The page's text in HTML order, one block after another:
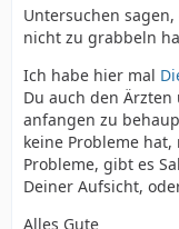
Untersuchen sagen,
nicht zu grabbeln
Ich habe hier mal
Du auch den
anfangen zu
keine Probleme
Probleme, gibt es
Deiner Aufsicht,
Alles Gute